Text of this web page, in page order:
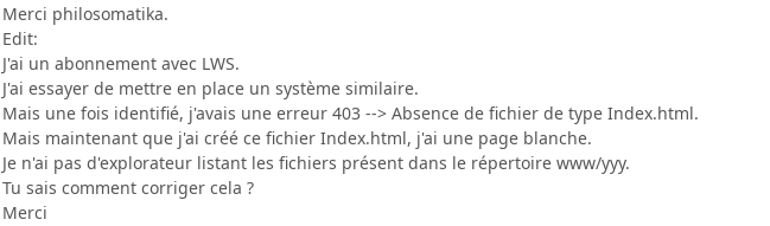
Merci philosomatika.
Edit:
J'ai un abonnement avec LWS.
J'ai essayer de mettre en place un système similaire.
Mais une fois identifié, j'avais une erreur 403 --> Absence de fichier de type Index.html.
Mais maintenant que j'ai créé ce fichier Index.html, j'ai une page blanche.
Je n'ai pas d'explorateur listant les fichiers présent dans le répertoire www/yyy.
Tu sais comment corriger cela ?
Merci